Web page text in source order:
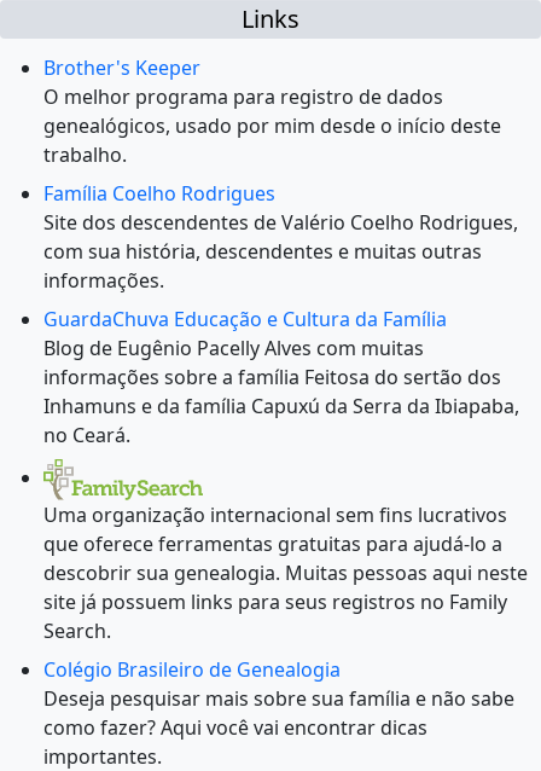
Links
Brother's Keeper
O melhor programa para registro de dados
genealógicos, usado por mim desde o início deste
trabalho.
Família Coelho Rodrigues
Site dos descendentes de Valério Coelho Rodrigues,
com sua história, descendentes e muitas outras
informações.
GuardaChuva Educação e Cultura da Família
Blog de Eugênio Pacelly Alves com muitas
informações sobre a família Feitosa do sertão dos
Inhamuns e da família Capuxú da Serra da Ibiapaba,
no Ceará.
Uma organização internacional sem fins lucrativos
que oferece ferramentas gratuitas para ajudá-lo a
descobrir sua genealogia. Muitas pessoas aqui neste
site já possuem links para seus registros no Family
Search.
Colégio Brasileiro de Genealogia
Deseja pesquisar mais sobre sua família e não sabe
como fazer? Aqui você vai encontrar dicas
importantes.